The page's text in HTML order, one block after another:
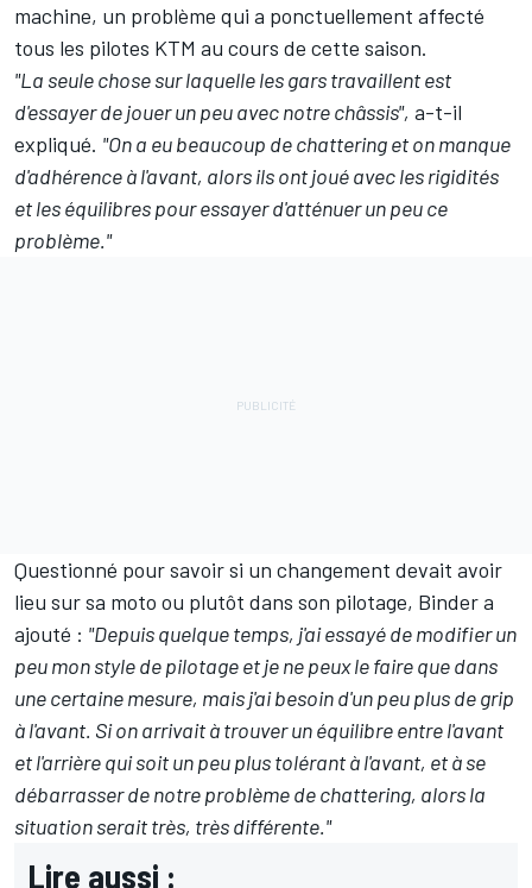
machine, un problème qui a ponctuellement affecté
tous les pilotes KTM au cours de cette saison.
"La seule chose sur laquelle les gars travaillent est
d'essayer de jouer un peu avec notre châssis", a-t-il
expliqué. "On a eu beaucoup de chattering et on manque
d'adhérence à l'avant, alors ils ont joué avec les rigidités
et les équilibres pour essayer d'atténuer un peu ce
problème."
Questionné pour savoir si un changement devait avoir
lieu sur sa moto ou plutôt dans son pilotage, Binder a
ajouté : "Depuis quelque temps, j'ai essayé de modifier un
peu mon style de pilotage et je ne peux le faire que dans
une certaine mesure, mais j'ai besoin d'un peu plus de grip
à l'avant. Si on arrivait à trouver un équilibre entre l'avant
et l'arrière qui soit un peu plus tolérant à l'avant, et à se
débarrasser de notre problème de chattering, alors la
situation serait très, très différente."
Lire aussi :